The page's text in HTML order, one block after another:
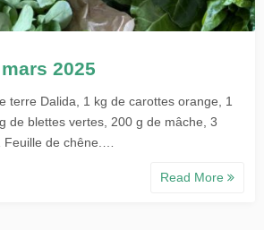
2025
terre Dalida, 1 kg de carottes orange, 1
de blettes vertes, 200 g de mâche, 3
de chêne.…
Read More